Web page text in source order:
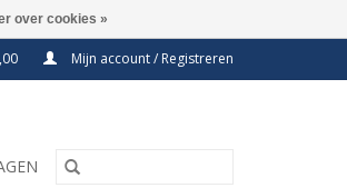
Mijn account / Registreren
over cookies »